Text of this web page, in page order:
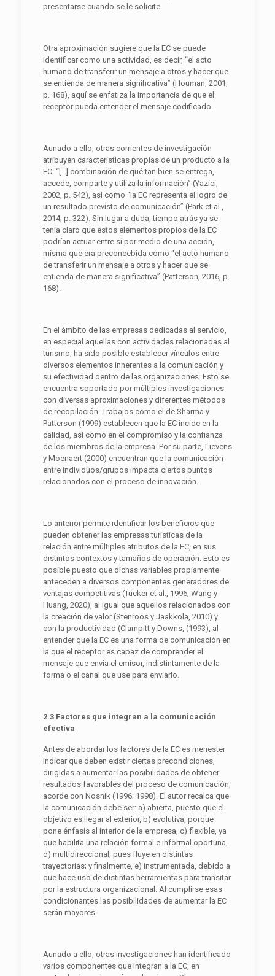
presentarse cuando se le solicite.
Otra aproximación sugiere que la EC se puede
identificar como una actividad, es decir, “el acto
humano de transferir un mensaje a otros y hacer que
se entienda de manera significativa” (Houman, 2001,
p. 168), aquí se enfatiza la importancia de que el
receptor pueda entender el mensaje codificado.
Aunado a ello, otras corrientes de investigación
atribuyen características propias de un producto a la
EC: “[…] combinación de qué tan bien se entrega,
accede, comparte y utiliza la información” (Yazici,
2002, p. 542), así como “la EC representa el logro de
un resultado previsto de comunicación” (Park et al.,
2014, p. 322). Sin lugar a duda, tiempo atrás ya se
tenía claro que estos elementos propios de la EC
podrían actuar entre sí por medio de una acción,
misma que era preconcebida como “el acto humano
de transferir un mensaje a otros y hacer que se
entienda de manera significativa” (Patterson, 2016, p.
168).
En el ámbito de las empresas dedicadas al servicio,
en especial aquellas con actividades relacionadas al
turismo, ha sido posible establecer vínculos entre
diversos elementos inherentes a la comunicación y
su efectividad dentro de las organizaciones. Esto se
encuentra soportado por múltiples investigaciones
con diversas aproximaciones y diferentes métodos
de recopilación. Trabajos como el de Sharma y
Patterson (1999) establecen que la EC incide en la
calidad, así como en el compromiso y la confianza
de los miembros de la empresa. Por su parte, Lievens
y Moenaert (2000) encuentran que la comunicación
entre individuos/grupos impacta ciertos puntos
relacionados con el proceso de innovación.
Lo anterior permite identificar los beneficios que
pueden obtener las empresas turísticas de la
relación entre múltiples atributos de la EC, en sus
distintos contextos y tamaños de operación. Esto es
posible puesto que dichas variables propiamente
anteceden a diversos componentes generadores de
ventajas competitivas (Tucker et al., 1996; Wang y
Huang, 2020), al igual que aquellos relacionados con
la creación de valor (Stenroos y Jaakkola, 2010) y
con la productividad (Clampitt y Downs, (1993), al
entender que la EC es una forma de comunicación en
la que el receptor es capaz de comprender el
mensaje que envía el emisor, indistintamente de la
forma o el canal que use para enviarlo.
2.3 Factores que integran a la comunicación
efectiva
Antes de abordar los factores de la EC es menester
indicar que deben existir ciertas precondiciones,
dirigidas a aumentar las posibilidades de obtener
resultados favorables del proceso de comunicación,
acorde con Nosnik (1996; 1998). El autor recalca que
la comunicación debe ser: a) abierta, puesto que el
objetivo es llegar al exterior, b) evolutiva, porque
pone énfasis al interior de la empresa, c) flexible, ya
que habilita una relación formal e informal oportuna,
d) multidireccional, pues fluye en distintas
trayectorias; y finalmente, e) instrumentada, debido a
que hace uso de distintas herramientas para transitar
por la estructura organizacional. Al cumplirse esas
condicionantes las posibilidades de aumentar la EC
serán mayores.
Aunado a ello, otras investigaciones han identificado
varios componentes que integran a la EC, en